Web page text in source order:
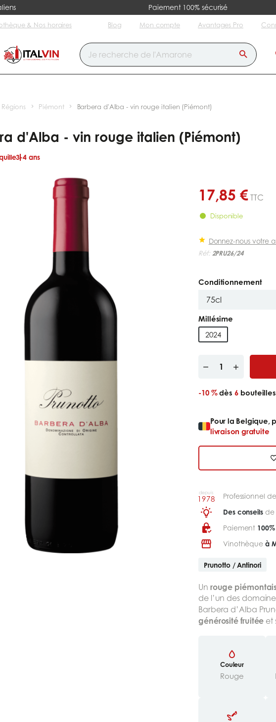
Paiement 100% sécurisé
& Nos horaires Blog Mon compte Avantages Pro
Régions Piémont Barbera d'Alba - vin rouge italien (Piémont)
d'Alba - vin rouge italien (Piémont)
3-4 ans
Disponible
17,85 € TTC
Conditionnement
Millésime
2024
-10 % dès6
Pour la Belgique,
livraison gratuite
Donnez-nous votre
Réf: 2PRU26/24
depuis
1978 Professionnel
Des conseilsde
Paiement
Vinothèqueà
Prunotto / Antinori
Un rouge
de l’un des
Barbera d’Alba
générosité fruitée et
Couleur
Rouge